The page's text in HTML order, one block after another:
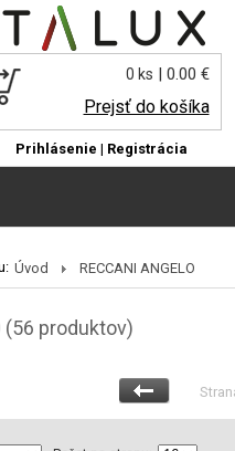
0 ks | 0.00 €
Prejsť do košíka
Prihlásenie | Registrácia
Úvod RECCANI ANGELO
(56 produktov)